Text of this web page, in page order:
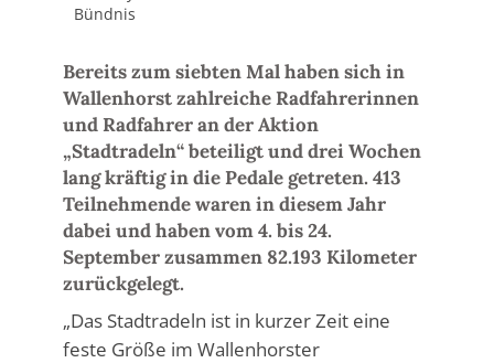
Bündnis
Bereits zum siebten Mal haben sich in
Wallenhorst zahlreiche Radfahrerinnen
und Radfahrer an der Aktion
„Stadtradeln“ beteiligt und drei Wochen
lang kräftig in die Pedale getreten. 413
Teilnehmende waren in diesem Jahr
dabei und haben vom 4. bis 24.
September zusammen 82.193 Kilometer
zurückgelegt.
„Das Stadtradeln ist in kurzer Zeit eine
feste Größe im Wallenhorster